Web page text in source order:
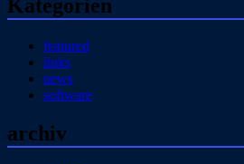
Kategorien
featured
links
news
software
archiv